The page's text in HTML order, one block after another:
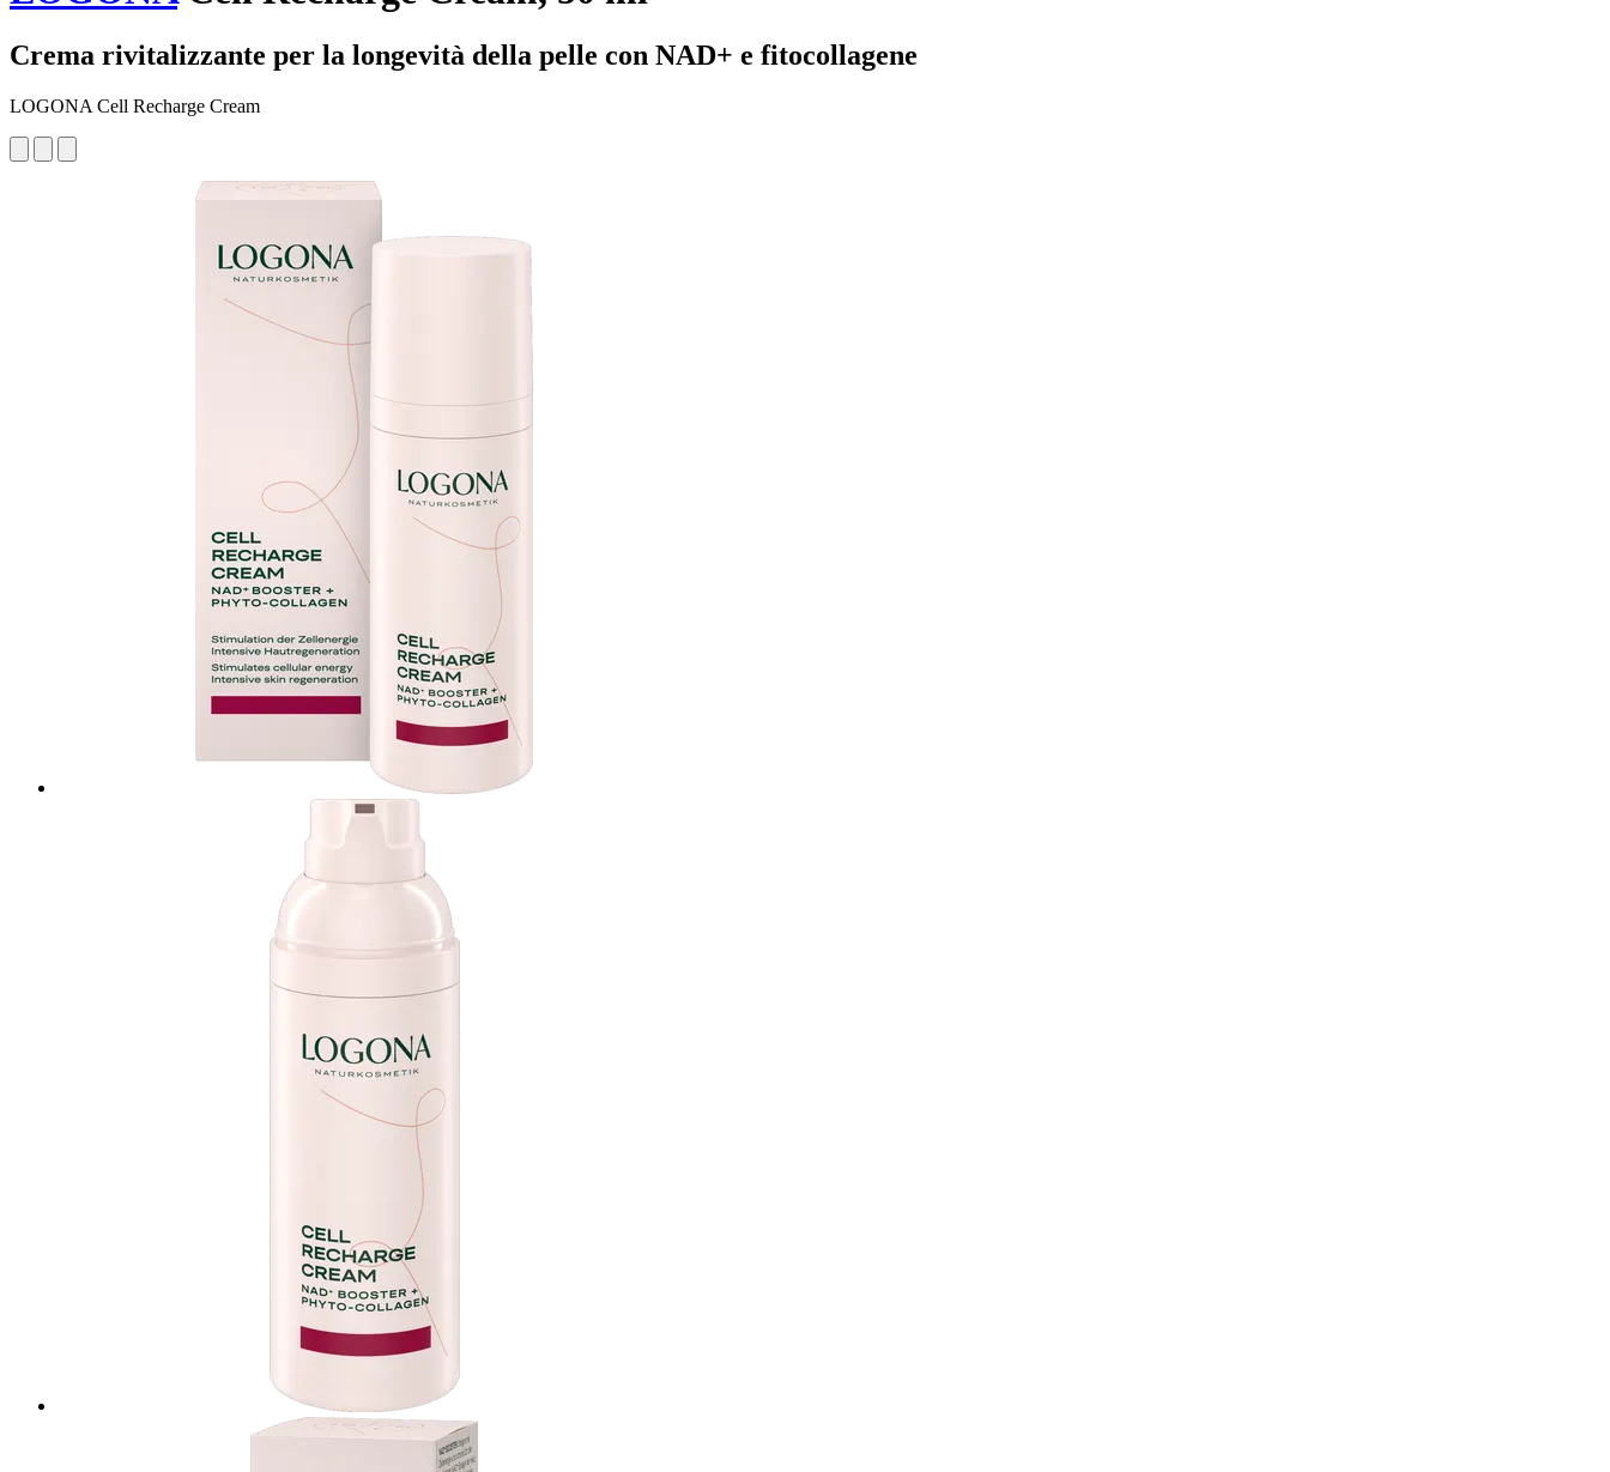
Crema rivitalizzante per la longevità della pelle con NAD+ e fitocollagene
LOGONA Cell Recharge Cream